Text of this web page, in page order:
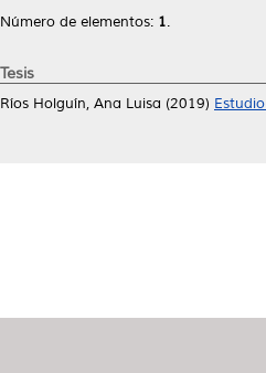
Número de elementos: 1.
Tesis
Ríos Holguín, Ana Luisa (2019)